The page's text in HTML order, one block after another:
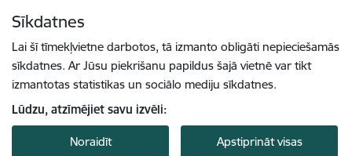
Sīkdatnes
Lai šī tīmekļvietne darbotos, tā izmanto obligāti nepieciešamās
sīkdatnes. Ar Jūsu piekrišanu papildus šajā vietnē var tikt
izmantotas statistikas un sociālo mediju sīkdatnes.
Lūdzu, atzīmējiet savu izvēli:
Noraidīt Apstiprināt visas